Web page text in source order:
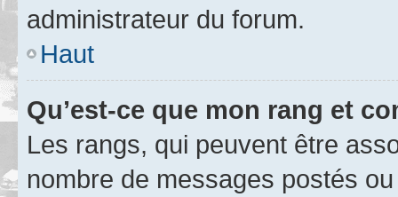
administrateur du forum.
Haut
Qu’est-ce que mon rang et
Les rangs, qui peuvent être
nombre de messages postés